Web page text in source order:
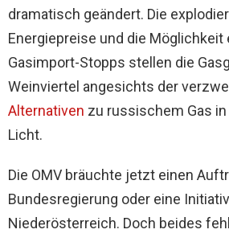
dramatisch geändert. Die
Energiepreise und die Möglichkeit
Gasimport-Stopps stellen die
Weinviertel angesichts der
Alternativen zu russischem Gas
Licht.
Die OMV bräuchte jetzt einen
Bundesregierung oder eine
Niederösterreich. Doch beides